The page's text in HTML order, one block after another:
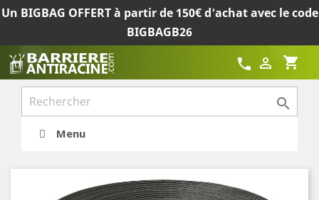
Un BIGBAG OFFERT à partir de 150€ d'achat avec le code
BIGBAGB26
shopping_cart

call

Menu